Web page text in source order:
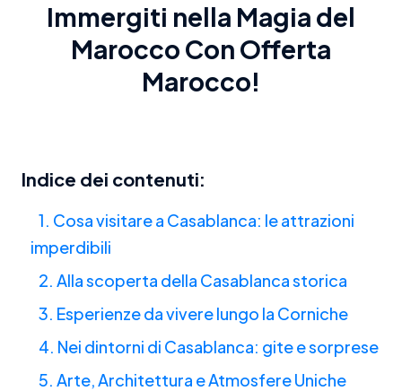
Immergiti nella Magia del
Marocco Con Offerta
Marocco!
Indice dei contenuti:
1. Cosa visitare a Casablanca: le attrazioni
imperdibili
2. Alla scoperta della Casablanca storica
3. Esperienze da vivere lungo la Corniche
4. Nei dintorni di Casablanca: gite e sorprese
5. Arte, Architettura e Atmosfere Uniche